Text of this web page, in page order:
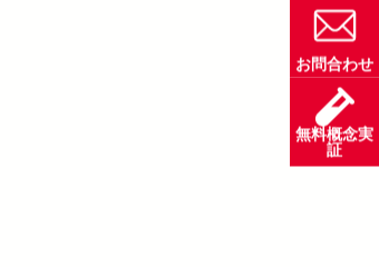
お問合わせ
無料概念実
証